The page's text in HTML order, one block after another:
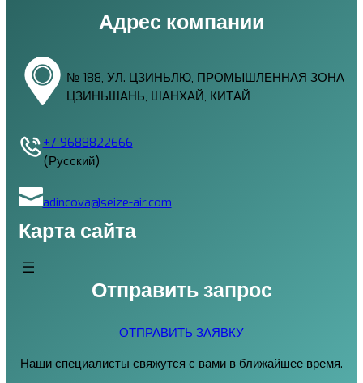
Адрес компании
№ 188, УЛ. ЦЗИНЬЛЮ, ПРОМЫШЛЕННАЯ ЗОНА
ЦЗИНЬШАНЬ, ШАНХАЙ, КИТАЙ
+7 9688822666
(Русский)
adincova@seize-air.com
Карта сайта
Отправить запрос
ОТПРАВИТЬ ЗАЯВКУ
Наши специалисты свяжутся с вами в ближайшее время.